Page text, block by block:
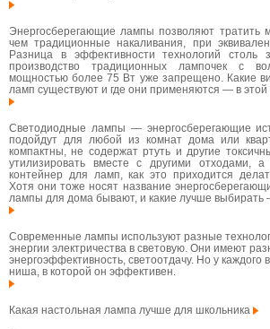
Энергосберегающие лампы позволяют тратить
чем традиционные накаливания, при
Разница в эффективности технологий столь
производство традиционных лампочек с
мощностью более 75 Вт уже запрещено. Какие
ламп существуют и где они применяются — в этой
Светодиодные лампы — энергосберегающие
подойдут для любой из комнат дома или
компактны, не содержат ртуть и другие
утилизировать вместе с другими отходами, а
контейнер для ламп, как это приходится
Хотя они тоже носят название
лампы для дома бывают, и какие лучше выбирать
Современные лампы используют разные
энергии электричества в световую. Они имеют
энергоэффективность, светоотдачу. Но у каждого
ниша, в которой он эффективен.
Какая настольная лампа лучше для школьника